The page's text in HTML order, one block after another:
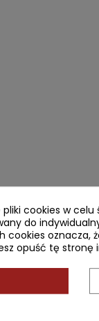
cookies w
do
oznacza,
opuść tę stronę